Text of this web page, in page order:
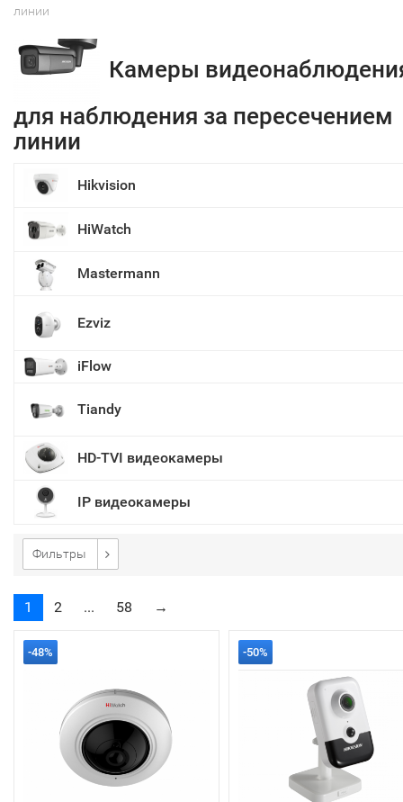
линии
Камеры
для наблюдения за пересечением
линии
Hikvision
HiWatch
Mastermann
Ezviz
iFlow
Tiandy
HD-TVI видеокамеры
IP видеокамеры
Фильтры
1 2 ... 58 →
-48% -50%